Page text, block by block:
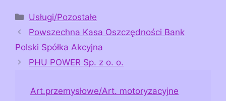
Kategorie
Usługi/Pozostałe
Powszechna Kasa Oszczędności Bank
Polski Spółka Akcyjna
PHU POWER Sp. z o. o.
Art.przemysłowe/Art. motoryzacyjne